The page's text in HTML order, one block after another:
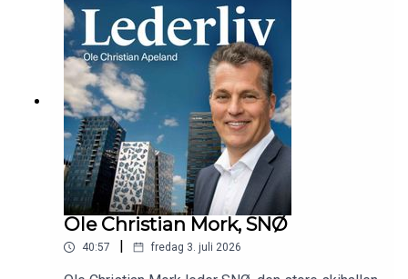
Ole Christian Mork, SNØ
40:57 fredag 3. juli 2026